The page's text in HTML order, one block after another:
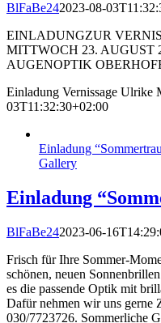
BlFaBe242023-08-
EINLADUNGZUR
MITTWOCH 23. AUGUST
AUGENOPTIK
Einladung Vernissage Ulrike
03T11:32:30+02:00
Einladung
Gallery
Einladung
BlFaBe242023-06-
Frisch für Ihre Sommer-
schönen, neuen
es die passende Optik mit
Dafür nehmen wir uns gerne
030/7723726. Sommerliche